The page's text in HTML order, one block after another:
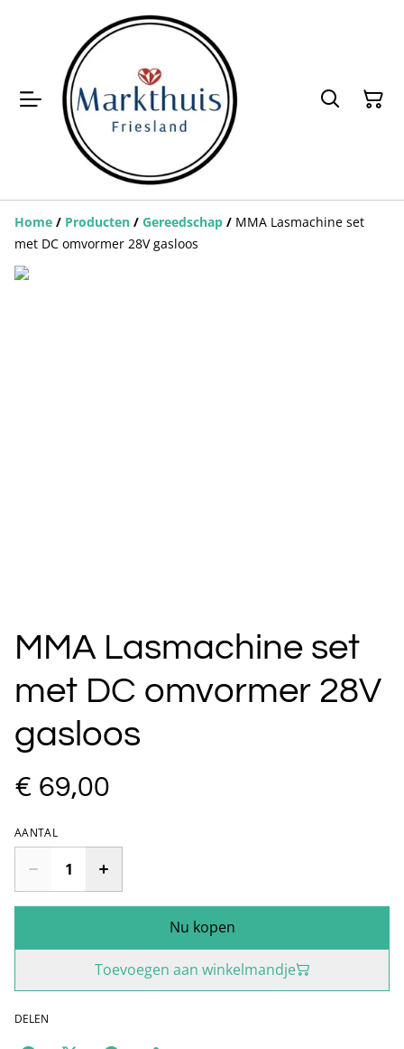
Home / Producten / Gereedschap / MMA Lasmachine set
met DC omvormer 28V gasloos
MMA Lasmachine set
met DC omvormer 28V
gasloos
€ 69,00
AANTAL
Nu kopen
Toevoegen aan winkelmandje
DELEN